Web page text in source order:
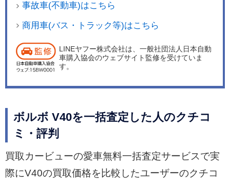
事故車(不動車)はこちら
商用車(バス・トラック等)はこちら
LINEヤフー株式会社は、一般社団法人日本自動
車購入協会のウェブサイト監修を受けていま
す。
ボルボ V40を一括査定した人のクチコ
ミ・評判
買取カービューの愛車無料一括査定サービスで実
際にV40の買取価格を比較したユーザーのクチコ